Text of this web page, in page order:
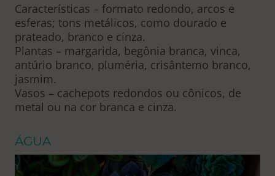
Características – formato redondo, arcos e
esferas; tons metálicos, como dourado e
prateado, branco e cinza.
Plantas – margarida, begônia branca, vinca,
antúrio branco, pluméria, crisântemo branco,
jasmim.
Vasos – cachepots redondos ou cônicos, de
metal ou na cor branca e cinza.
ÁGUA